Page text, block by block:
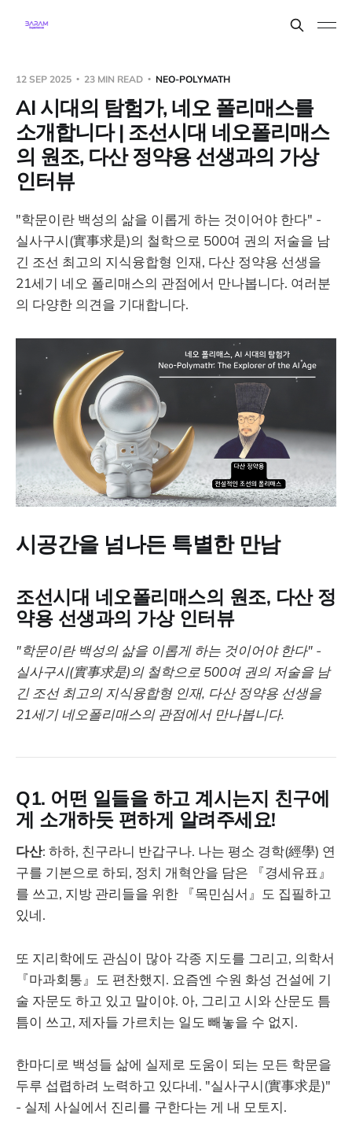
12 SEP 2025 23 MIN READ NEO-POLYMATH
AI 시대의 탐험가, 네오 폴리매스를
소개합니다 | 조선시대 네오폴리매스
의 원조, 다산 정약용 선생과의 가상
인터뷰
"학문이란 백성의 삶을 이롭게 하는 것이어야 한다" -
실사구시(實事求是)의 철학으로 500여 권의 저술을 남
긴 조선 최고의 지식융합형 인재, 다산 정약용 선생을
21세기 네오 폴리매스의 관점에서 만나봅니다. 여러분
의 다양한 의견을 기대합니다.
시공간을 넘나든 특별한 만남
조선시대 네오폴리매스의 원조, 다산 정
약용 선생과의 가상 인터뷰
"학문이란 백성의 삶을 이롭게 하는 것이어야 한다" -
실사구시(實事求是)의 철학으로 500여 권의 저술을 남
긴 조선 최고의 지식융합형 인재, 다산 정약용 선생을
21세기 네오폴리매스의 관점에서 만나봅니다.
Q1. 어떤 일들을 하고 계시는지 친구에
게 소개하듯 편하게 알려주세요!
다산: 하하, 친구라니 반갑구나. 나는 평소 경학(經學) 연
구를 기본으로 하되, 정치 개혁안을 담은 『경세유표』
를 쓰고, 지방 관리들을 위한 『목민심서』도 집필하고
있네.
또 지리학에도 관심이 많아 각종 지도를 그리고, 의학서
『마과회통』도 편찬했지. 요즘엔 수원 화성 건설에 기
술 자문도 하고 있고 말이야. 아, 그리고 시와 산문도 틈
틈이 쓰고, 제자들 가르치는 일도 빼놓을 수 없지.
한마디로 백성들 삶에 실제로 도움이 되는 모든 학문을
두루 섭렵하려 노력하고 있다네. "실사구시(實事求是)"
- 실제 사실에서 진리를 구한다는 게 내 모토지.